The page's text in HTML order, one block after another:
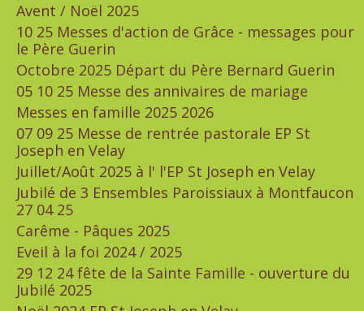
Avent / Noël 2025
10 25 Messes d'action de Grâce - messages pour
le Père Guerin
Octobre 2025 Départ du Père Bernard Guerin
05 10 25 Messe des annivaires de mariage
Messes en famille 2025 2026
07 09 25 Messe de rentrée pastorale EP St
Joseph en Velay
Juillet/Août 2025 à l' l'EP St Joseph en Velay
Jubilé de 3 Ensembles Paroissiaux à Montfaucon
27 04 25
Carême - Pâques 2025
Eveil à la foi 2024 / 2025
29 12 24 fête de la Sainte Famille - ouverture du
Jubilé 2025